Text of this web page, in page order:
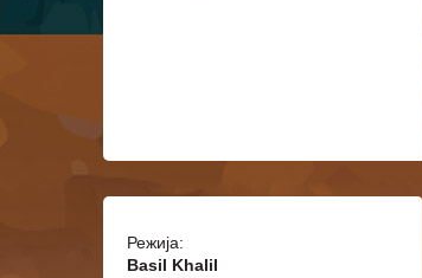
Режија:
Basil Khalil